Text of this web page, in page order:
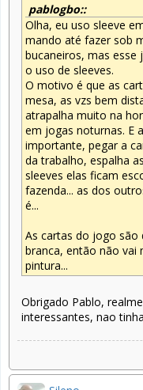
pablogbo::
Olha, eu uso sleeve
mando até fazer sob
bucaneiros, mas esse
o uso de sleeves.
O motivo é que as
mesa, as vzs bem
atrapalha muito na
em jogas noturnas. E
importante, pegar a
da trabalho, espalha
sleeves elas ficam
fazenda... as dos
é...
As cartas do jogo são
branca, então não vai
pintura...
Obrigado Pablo,
interessantes, nao